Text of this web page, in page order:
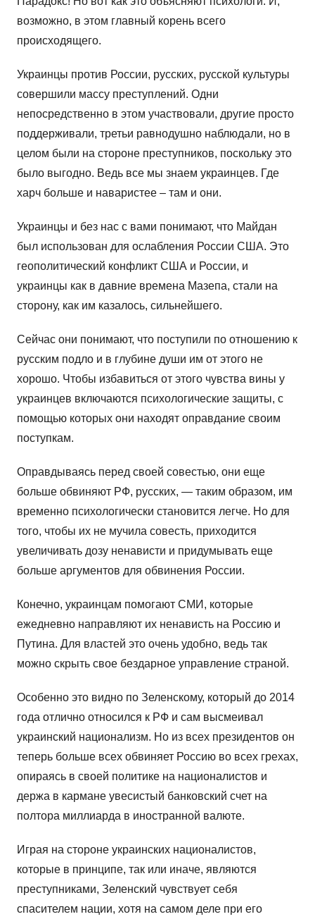
возможно, в этом главный корень всего
происходящего.
Украинцы против России, русских, русской культуры
совершили массу преступлений. Одни
непосредственно в этом участвовали, другие просто
поддерживали, третьи равнодушно наблюдали, но в
целом были на стороне преступников, поскольку это
было выгодно. Ведь все мы знаем украинцев. Где
харч больше и наваристее – там и они.
Украинцы и без нас с вами понимают, что Майдан
был использован для ослабления России США. Это
геополитический конфликт США и России, и
украинцы как в давние времена Мазепа, стали на
сторону, как им казалось, сильнейшего.
Сейчас они понимают, что поступили по отношению к
русским подло и в глубине души им от этого не
хорошо. Чтобы избавиться от этого чувства вины у
украинцев включаются психологические защиты, с
помощью которых они находят оправдание своим
поступкам.
Оправдываясь перед своей совестью, они еще
больше обвиняют РФ, русских, — таким образом, им
временно психологически становится легче. Но для
того, чтобы их не мучила совесть, приходится
увеличивать дозу ненависти и придумывать еще
больше аргументов для обвинения России.
Конечно, украинцам помогают СМИ, которые
ежедневно направляют их ненависть на Россию и
Путина. Для властей это очень удобно, ведь так
можно скрыть свое бездарное управление страной.
Особенно это видно по Зеленскому, который до 2014
года отлично относился к РФ и сам высмеивал
украинский национализм. Но из всех президентов он
теперь больше всех обвиняет Россию во всех грехах,
опираясь в своей политике на националистов и
держа в кармане увесистый банковский счет на
полтора миллиарда в иностранной валюте.
Играя на стороне украинских националистов,
которые в принципе, так или иначе, являются
преступниками, Зеленский чувствует себя
спасителем нации, хотя на самом деле при его